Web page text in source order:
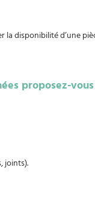
la disponibilité d’une
proposez-
joints).